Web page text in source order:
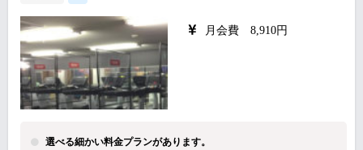
月会費 8,910円
選べる細かい料金プランがあります。